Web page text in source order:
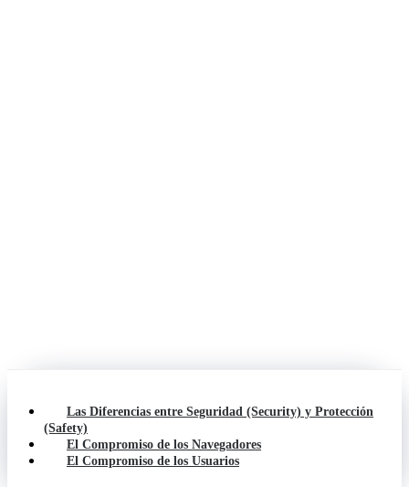
Las Diferencias entre Seguridad (Security) y Protección
(Safety)
El Compromiso de los Navegadores
El Compromiso de los Usuarios